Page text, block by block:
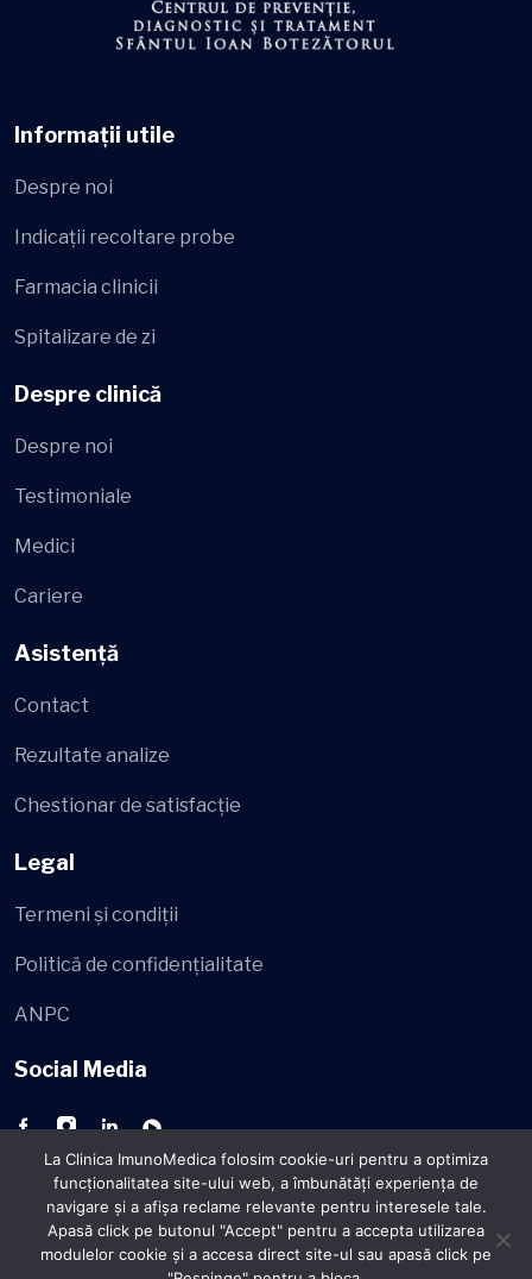
Informații utile
Despre noi
Indicații recoltare probe
Farmacia clinicii
Spitalizare de zi
Despre clinică
Despre noi
Testimoniale
Medici
Cariere
Asistență
Contact
Rezultate analize
Chestionar de satisfacție
Legal
Termeni și condiții
Politică de confidențialitate
ANPC
Social Media
© 2026 - ImunoMedicaToate drepturile rezervate.
La Clinica ImunoMedica folosim cookie-uri pentru a optimiza
funcţionalitatea site-ului web, a îmbunătăţi experienţa de
navigare şi a afişa reclame relevante pentru interesele tale.
Apasă click pe butonul "Accept" pentru a accepta utilizarea
modulelor cookie şi a accesa direct site-ul sau apasă click pe